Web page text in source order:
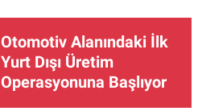
Otomotiv Alanındaki İlk
Yurt Dışı Üretim
Operasyonuna Başlıyor